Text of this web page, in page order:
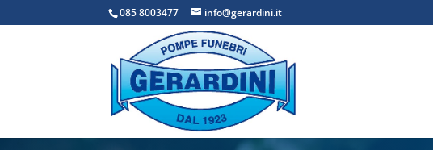
085 8003477 info@gerardini.it